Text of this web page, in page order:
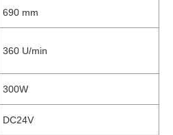
690 mm
360 U/min
300W
DC24V